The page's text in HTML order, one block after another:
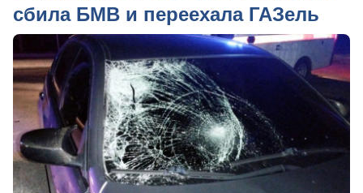
сбила БМВ и переехала ГАЗель